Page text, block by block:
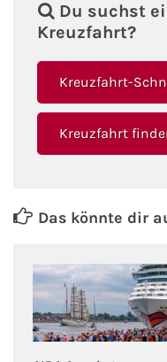
Du suchst
Kreuzfahrt?
Kreuzfahrt-
Kreuzfahrt
Das könnte dir